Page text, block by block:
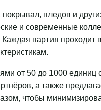
пледов и
и современные
партия проходит
от 50 до 1000
а также
чтобы